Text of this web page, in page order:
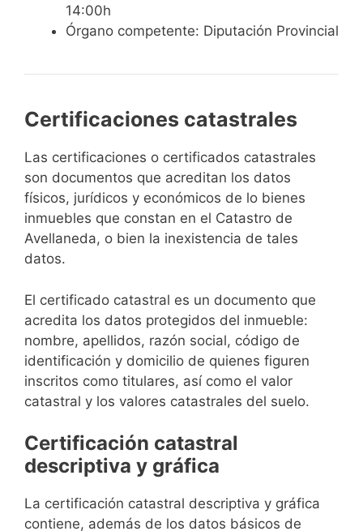
14:00h
Órgano competente: Diputación Provincial
Certificaciones catastrales
Las certificaciones o certificados catastrales
son documentos que acreditan los datos
físicos, jurídicos y económicos de lo bienes
inmuebles que constan en el Catastro de
Avellaneda, o bien la inexistencia de tales
datos.
El certificado catastral es un documento que
acredita los datos protegidos del inmueble:
nombre, apellidos, razón social, código de
identificación y domicilio de quienes figuren
inscritos como titulares, así como el valor
catastral y los valores catastrales del suelo.
Certificación catastral
descriptiva y gráfica
La certificación catastral descriptiva y gráfica
contiene, además de los datos básicos de